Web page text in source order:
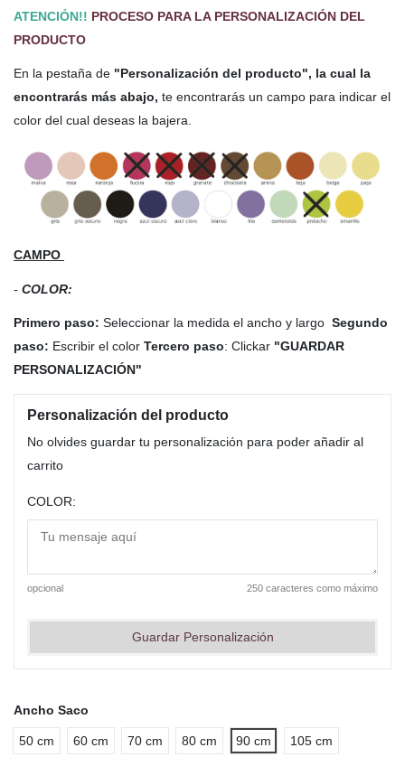
ATENCIÓN!! PROCESO PARA LA PERSONALIZACIÓN DEL
PRODUCTO
En la pestaña de "Personalización del producto", la cual la
encontrarás más abajo, te encontrarás un campo para indicar el
color del cual deseas la bajera.
CAMPO
- COLOR:
Primero paso: Seleccionar la medida el ancho y largo Segundo
paso: Escribir el color Tercero paso: Clickar "GUARDAR
PERSONALIZACIÓN"
Personalización del producto
No olvides guardar tu personalización para poder añadir al
carrito
COLOR:
opcional 250 caracteres como máximo
Guardar Personalización
Ancho Saco
50 cm 60 cm 70 cm 80 cm 90 cm 105 cm